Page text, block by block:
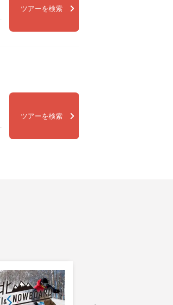
ツアーを検索
ツアーを検索